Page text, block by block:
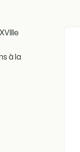
à la